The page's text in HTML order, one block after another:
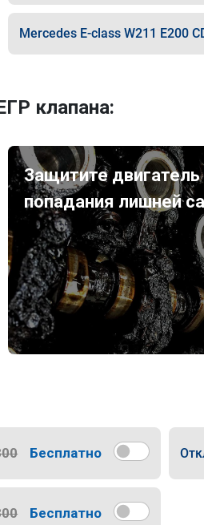
Mercedes E-class W211 E200
клапана:
Защитите двигатель
попадания лишней
Бесплатно
Бесплатно